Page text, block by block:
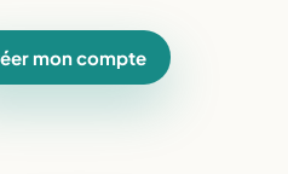
mon compte